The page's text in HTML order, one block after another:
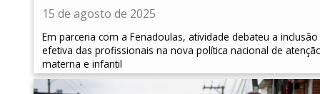
15 de agosto de 2025
Em parceria com a Fenadoulas, atividade debateu a inclusão
efetiva das profissionais na nova política nacional de
materna e infantil